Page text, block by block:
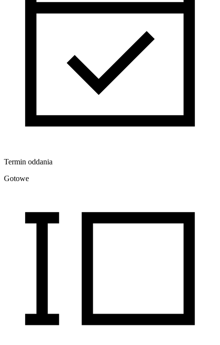
Termin oddania
Gotowe